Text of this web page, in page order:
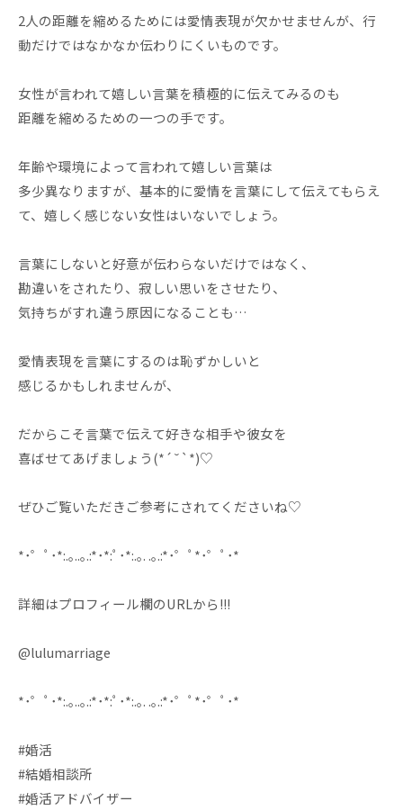
2人の距離を縮めるためには愛情表現が欠かせませんが、行
動だけではなかなか伝わりにくいものです。
女性が言われて嬉しい言葉を積極的に伝えてみるのも
距離を縮めるための一つの手です。
年齢や環境によって言われて嬉しい言葉は
多少異なりますが、基本的に愛情を言葉にして伝えてもらえ
て、嬉しく感じない女性はいないでしょう。
言葉にしないと好意が伝わらないだけではなく、
勘違いをされたり、寂しい思いをさせたり、
気持ちがすれ違う原因になることも…
愛情表現を言葉にするのは恥ずかしいと
感じるかもしれませんが、
だからこそ言葉で伝えて好きな相手や彼女を
喜ばせてあげましょう(*´˘`*)♡
ぜひご覧いただきご参考にされてくださいね♡
*･゜ﾟ･*:.｡..｡.:*･*:ﾟ･*:.｡. .｡.:*･゜ﾟ*･゜ﾟ･*
詳細はプロフィール欄のURLから!!!
@lulumarriage
*･゜ﾟ･*:.｡..｡.:*･*:ﾟ･*:.｡. .｡.:*･゜ﾟ*･゜ﾟ･*
#婚活
#結婚相談所
#婚活アドバイザー